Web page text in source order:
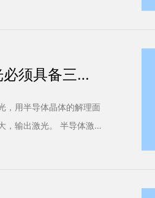
须具备三个
，用半导体晶体的解理面
，输出激光。 半导体激光